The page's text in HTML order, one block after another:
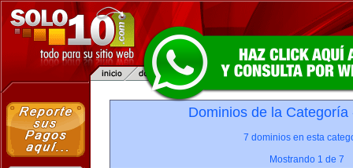
Dominios de la
7 dominios en esta
Mostrando 1 de 7